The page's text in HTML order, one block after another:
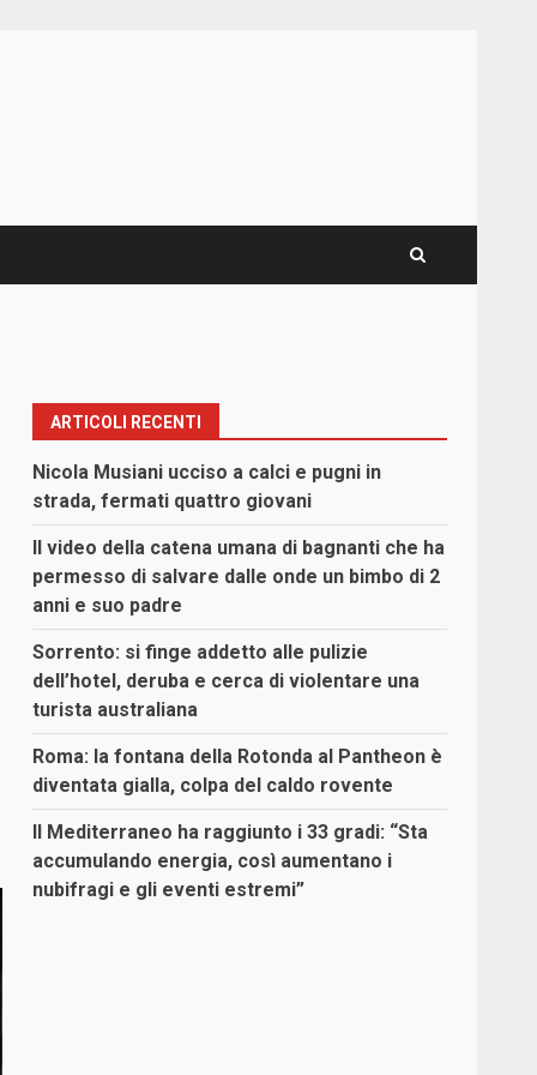
ARTICOLI RECENTI
Nicola Musiani ucciso a calci e pugni in
strada, fermati quattro giovani
Il video della catena umana di bagnanti che ha
permesso di salvare dalle onde un bimbo di 2
anni e suo padre
Sorrento: si finge addetto alle pulizie
dell’hotel, deruba e cerca di violentare una
turista australiana
Roma: la fontana della Rotonda al Pantheon è
diventata gialla, colpa del caldo rovente
Il Mediterraneo ha raggiunto i 33 gradi: “Sta
accumulando energia, così aumentano i
nubifragi e gli eventi estremi”